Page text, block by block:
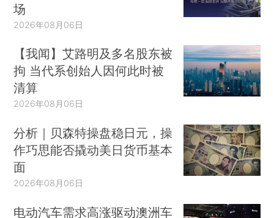
场
2026年08月06日
【我闻】艾路明及多名股东被
拘 当代系创始人因何此时被
清算
2026年08月06日
分析｜贝森特操盘稳日元，操
作巧思能否撬动美日货币基本
面
2026年08月06日
电动汽车需求高涨驱动澳洲车